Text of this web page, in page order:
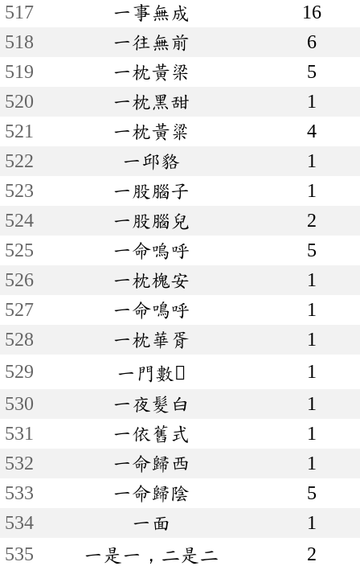
517
一事無成
16
518
一往無前
6
519
一枕黃梁
5
520
一枕黑甜
1
521
一枕黃粱
4
522
一邱貉
1
523
一股腦子
1
524
一股腦兒
2
525
一命嗚呼
5
526
一枕槐安
1
527
一命鳴呼
1
528
一枕華胥
1
529
一門數
1
530
一夜髮白
1
531
一依舊式
1
532
一命歸西
1
533
一命歸陰
5
534
一面
1
535
一是一，二是二
2